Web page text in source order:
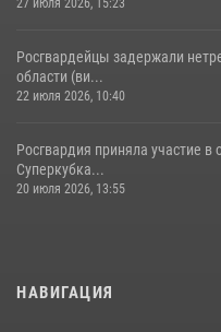
27 июля 2026, 15:23
Росгвардейцы задержали
области (ви...
22 июля 2026, 10:40
Росгвардия приняла участие в
Суперкубка...
20 июля 2026, 13:55
НАВИГАЦИЯ